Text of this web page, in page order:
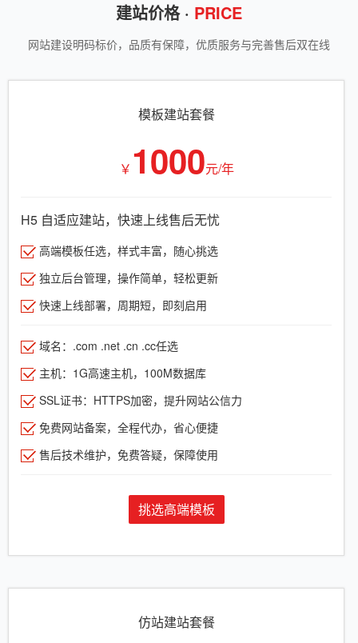
建站价格 · PRICE
网站建设明码标价，品质有保障，优质服务与完善售后双在线
模板建站套餐
￥ 1000元/年
H5 自适应建站，快速上线售后无忧
高端模板任选，样式丰富，随心挑选
独立后台管理，操作简单，轻松更新
快速上线部署，周期短，即刻启用
域名：.com .net .cn .cc任选
主机：1G高速主机，100M数据库
SSL证书：HTTPS加密，提升网站公信力
免费网站备案，全程代办，省心便捷
售后技术维护，免费答疑，保障使用
挑选高端模板
仿站建站套餐